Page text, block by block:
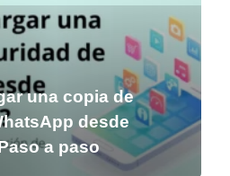
una copia de
desde
a paso